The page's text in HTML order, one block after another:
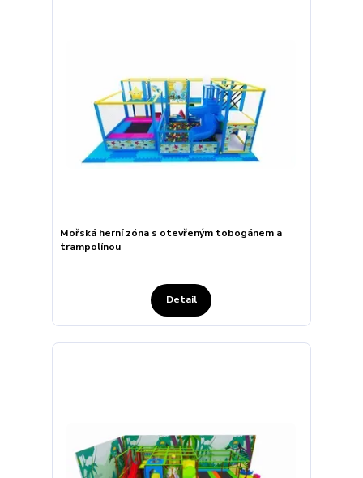
Mořská herní zóna s otevřeným tobogánem a
trampolínou
Detail